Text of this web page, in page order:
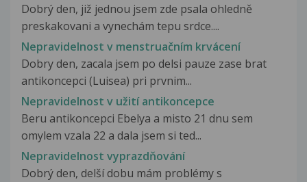
Dobrý den, již jednou jsem zde psala ohledně
preskakovani a vynechám tepu srdce....
Nepravidelnost v menstruačním krvácení
Dobry den, zacala jsem po delsi pauze zase brat
antikoncepci (Luisea) pri prvnim...
Nepravidelnost v užití antikoncepce
Beru antikoncepci Ebelya a misto 21 dnu sem
omylem vzala 22 a dala jsem si ted...
Nepravidelnost vyprazdňování
Dobrý den, delší dobu mám problémy s